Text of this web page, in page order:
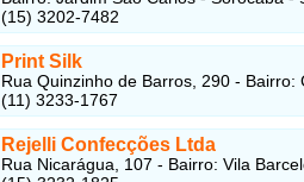
(15) 3202-7482
Print Silk
Rua Quinzinho de Barros, 290 -
(11) 3233-1767
Rejelli Confecções Ltda
Rua Nicarágua, 107 - Bairro: Vila